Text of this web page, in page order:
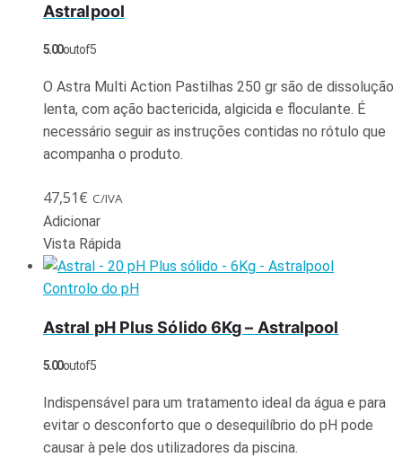
Astralpool
5.00out of 5
O Astra Multi Action Pastilhas 250 gr são de dissolução
lenta, com ação bactericida, algicida e floculante. É
necessário seguir as instruções contidas no rótulo que
acompanha o produto.
47,51€ C/IVA
Adicionar
Vista Rápida
Controlo do pH
Astral pH Plus Sólido 6Kg – Astralpool
5.00out of 5
Indispensável para um tratamento ideal da água e para
evitar o desconforto que o desequilíbrio do pH pode
causar à pele dos utilizadores da piscina.